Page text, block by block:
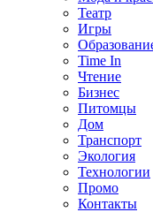
Театр
Игры
Time In
Чтение
Бизнес
Питомцы
Дом
Транспорт
Экология
Технологии
Промо
Контакты